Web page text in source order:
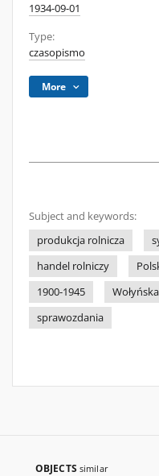
1934-09-01
Type:
czasopismo
More
Subject and keywords:
produkcja rolnicza
handel rolniczy
1900-1945
sprawozdania
OBJECTS similar